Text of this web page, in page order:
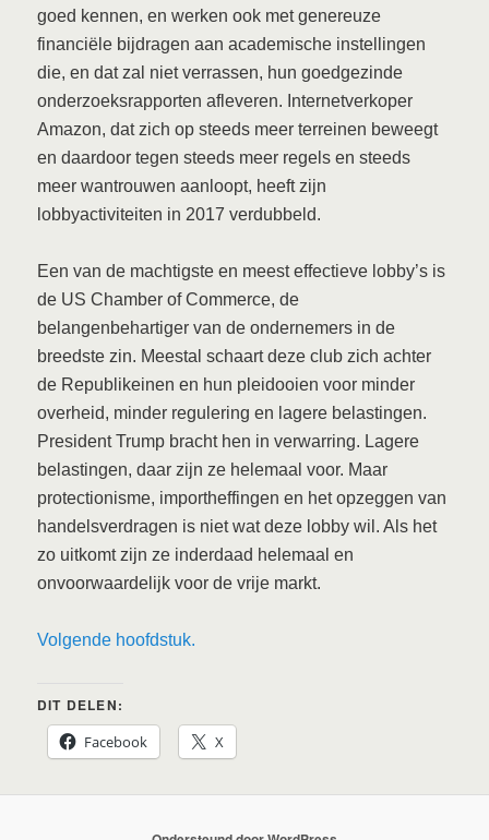
goed kennen, en werken ook met genereuze
financiële bijdragen aan academische instellingen
die, en dat zal niet verrassen, hun goedgezinde
onderzoeksrapporten afleveren. Internetverkoper
Amazon, dat zich op steeds meer terreinen beweegt
en daardoor tegen steeds meer regels en steeds
meer wantrouwen aanloopt, heeft zijn
lobbyactiviteiten in 2017 verdubbeld.
Een van de machtigste en meest effectieve lobby’s is
de US Chamber of Commerce, de
belangenbehartiger van de ondernemers in de
breedste zin. Meestal schaart deze club zich achter
de Republikeinen en hun pleidooien voor minder
overheid, minder regulering en lagere belastingen.
President Trump bracht hen in verwarring. Lagere
belastingen, daar zijn ze helemaal voor. Maar
protectionisme, importheffingen en het opzeggen van
handelsverdragen is niet wat deze lobby wil. Als het
zo uitkomt zijn ze inderdaad helemaal en
onvoorwaardelijk voor de vrije markt.
Volgende hoofdstuk.
DIT DELEN:
Facebook
X